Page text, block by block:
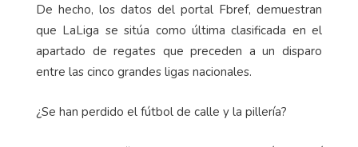
De hecho, los datos del portal Fbref, demuestran
que LaLiga se sitúa como última clasificada en el
apartado de regates que preceden a un disparo
entre las cinco grandes ligas nacionales.
¿Se han perdido el fútbol de calle y la pillería?